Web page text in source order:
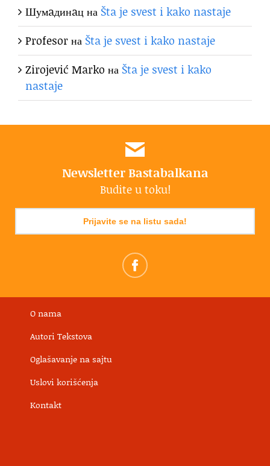
Шумaдинaцна Šta je svest i kako nastaje
Profesorна Šta je svest i kako nastaje
Zirojević Marko на Šta je svest i kako
nastaje
Newsletter Bastabalkana
Budite u toku!
Prijavite se na listu sada!
O nama
Autori Tekstova
Oglašavanje na sajtu
Uslovi korišćenja
Kontakt